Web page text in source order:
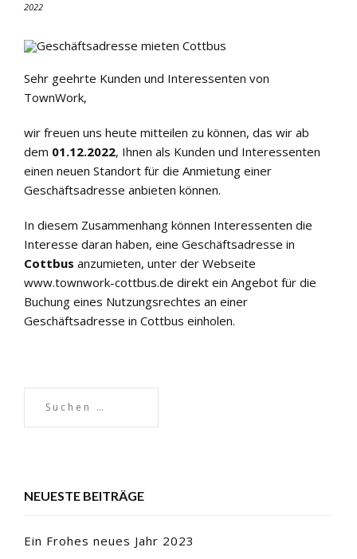
2022
Sehr geehrte Kunden und Interessenten von
TownWork,
wir freuen uns heute mitteilen zu können, das wir ab
dem 01.12.2022, Ihnen als Kunden und Interessenten
einen neuen Standort für die Anmietung einer
Geschäftsadresse anbieten können.
In diesem Zusammenhang können Interessenten die
Interesse daran haben, eine Geschäftsadresse in
Cottbus anzumieten, unter der Webseite
www.townwork-cottbus.de direkt ein Angebot für die
Buchung eines Nutzungsrechtes an einer
Geschäftsadresse in Cottbus einholen.
NEUESTE BEITRÄGE
Ein Frohes neues Jahr 2023